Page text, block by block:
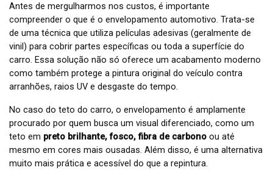
Antes de mergulharmos nos custos, é importante
compreender o que é o envelopamento automotivo. Trata-se
de uma técnica que utiliza películas adesivas (geralmente de
vinil) para cobrir partes específicas ou toda a superfície do
carro. Essa solução não só oferece um acabamento moderno
como também protege a pintura original do veículo contra
arranhões, raios UV e desgaste do tempo.
No caso do teto do carro, o envelopamento é amplamente
procurado por quem busca um visual diferenciado, como um
teto em preto brilhante, fosco, fibra de carbono ou até
mesmo em cores mais ousadas. Além disso, é uma alternativa
muito mais prática e acessível do que a repintura.